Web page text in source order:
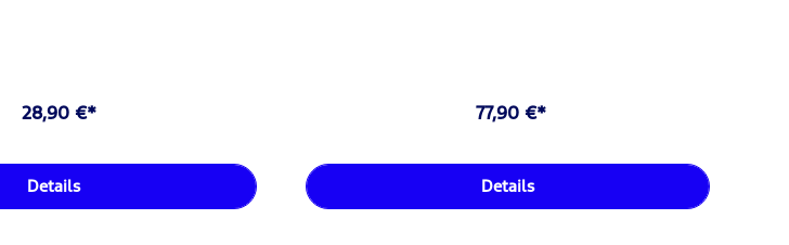
28,90 €*
Details
77,90 €*
Details